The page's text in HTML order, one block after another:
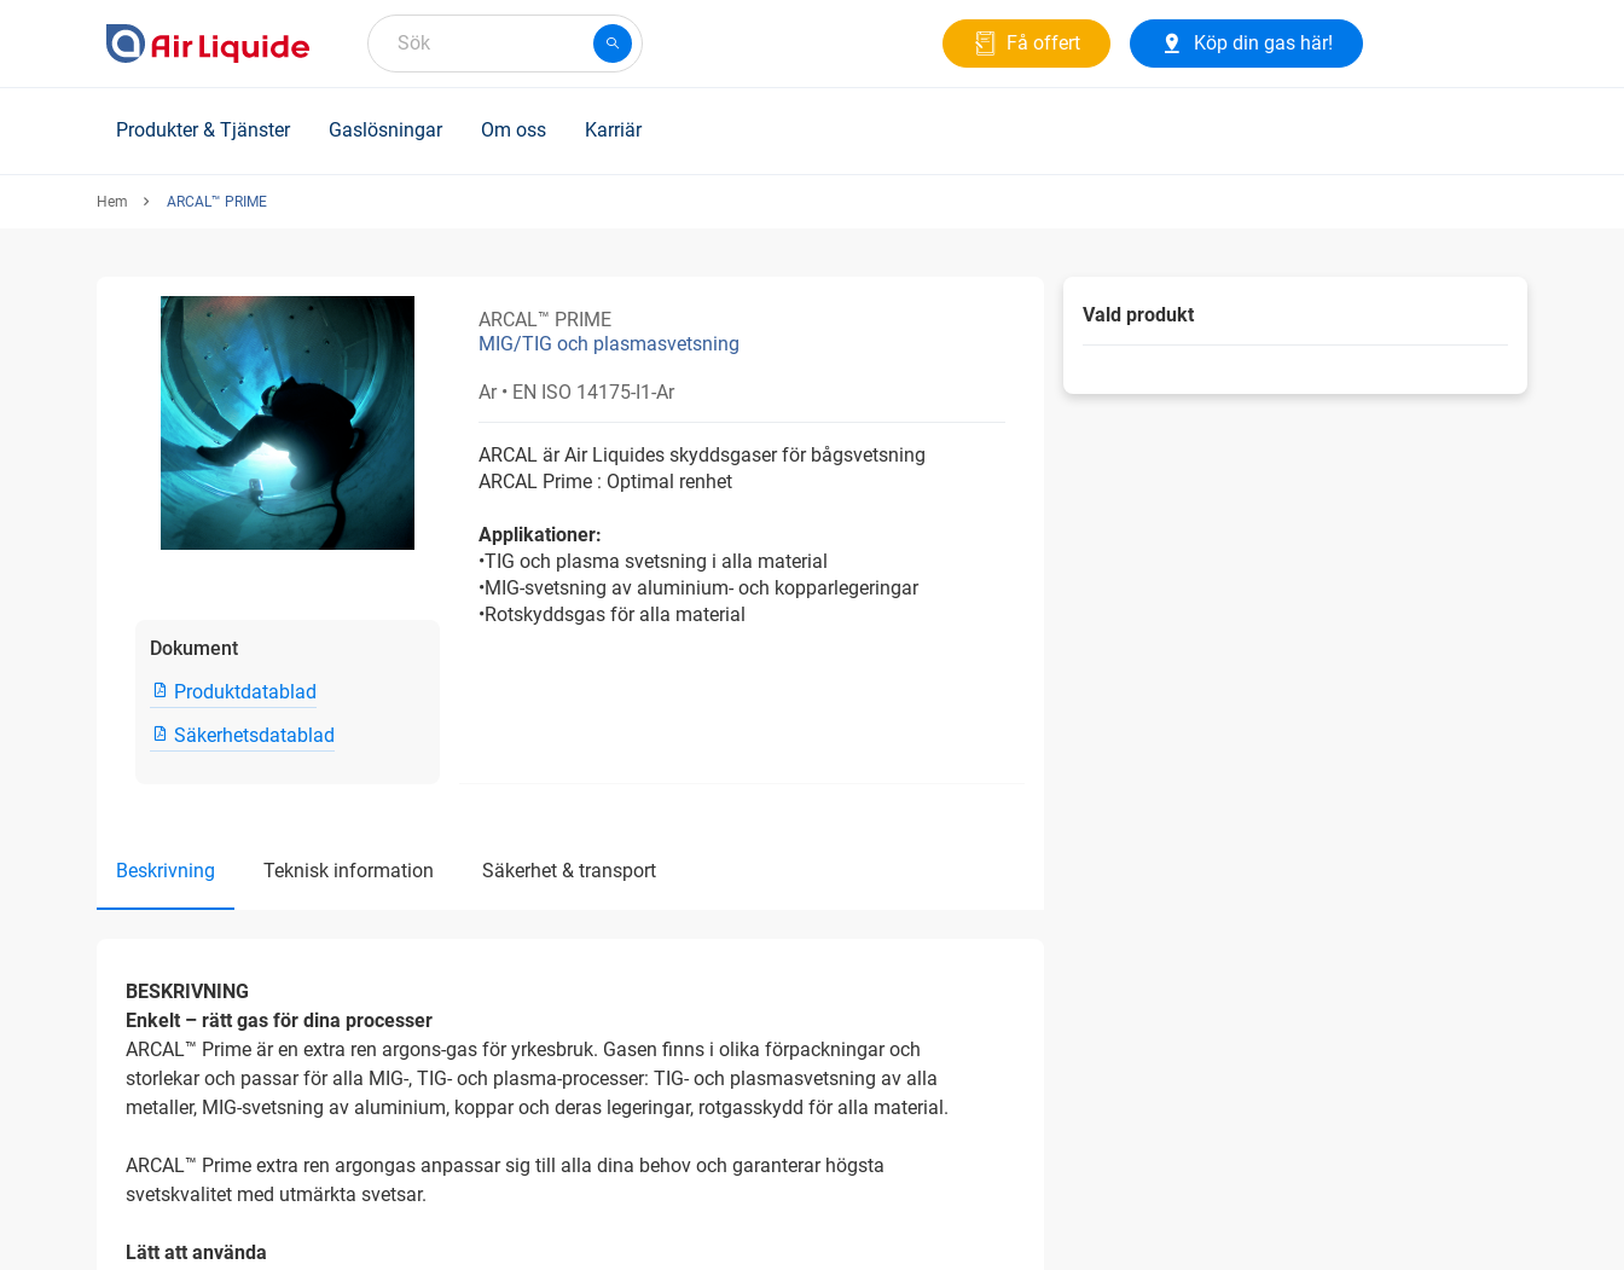
Sök Få offert Köp din gas här!
Produkter & Tjänster Gaslösningar Om oss Karriär
Hem ARCAL™ PRIME
Dokument
Produktdatablad
Säkerhetsdatablad
ARCAL™ PRIME
MIG/TIG och plasmasvetsning
Ar • EN ISO 14175-I1-Ar
ARCAL är Air Liquides skyddsgaser för bågsvetsning
ARCAL Prime : Optimal renhet
Applikationer:
•TIG och plasma svetsning i alla material
•MIG-svetsning av aluminium- och kopparlegeringar
•Rotskyddsgas för alla material
beskrivning teknisk information säkerhet & transport
BESKRIVNING
Enkelt – rätt gas för dina processer
ARCAL™ Prime är en extra ren argons-gas för yrkesbruk. Gasen finns i olika förpackningar och
storlekar och passar för alla MIG-, TIG- och plasma-processer: TIG- och plasmasvetsning av alla
metaller, MIG-svetsning av aluminium, koppar och deras legeringar, rotgasskydd för alla material.
ARCAL™ Prime extra ren argongas anpassar sig till alla dina behov och garanterar högsta
svetskvalitet med utmärkta svetsar.
Lätt att använda
Vald produkt